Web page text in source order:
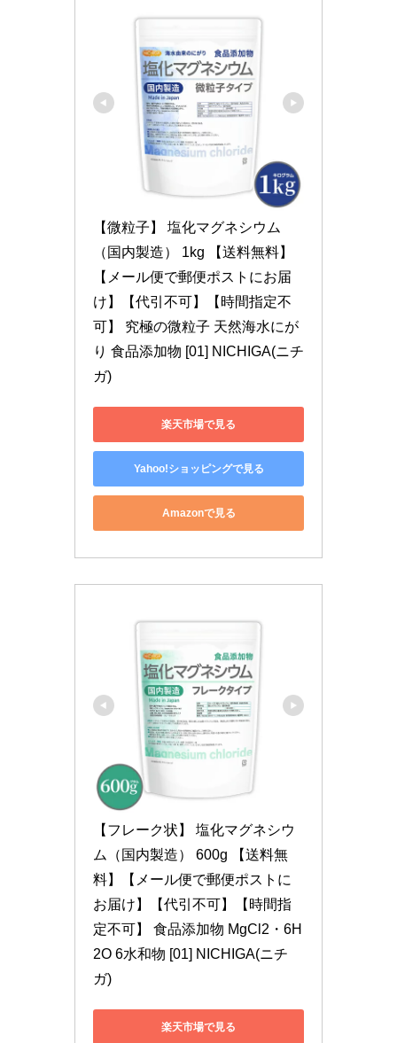
【微粒子】 塩化マグネシウム
（国内製造） 1kg 【送料無料】
【メール便で郵便ポストにお届
け】【代引不可】【時間指定不
可】 究極の微粒子 天然海水にが
り 食品添加物 [01] NICHIGA(ニチ
ガ)
楽天市場で見る
Yahoo!ショッピングで見る
Amazonで見る
【フレーク状】 塩化マグネシウ
ム（国内製造） 600g 【送料無
料】【メール便で郵便ポストに
お届け】【代引不可】【時間指
定不可】 食品添加物 MgCl2・6H
2O 6水和物 [01] NICHIGA(ニチ
ガ)
楽天市場で見る